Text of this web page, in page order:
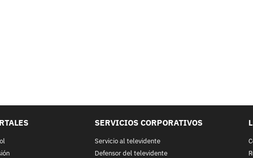
SERVICIOS CORPORATIVOS
Servicio al televidente
Defensor del televidente